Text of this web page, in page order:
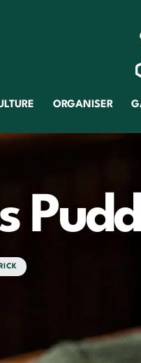
ORGANISER